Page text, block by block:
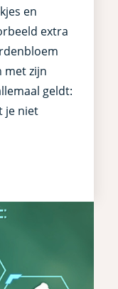
en
extra
met zijn
geldt:
je niet